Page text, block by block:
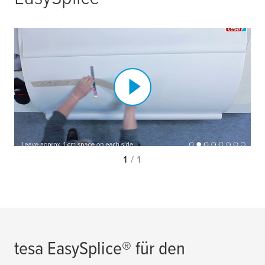
1 / 1
tesa EasySplice® für den